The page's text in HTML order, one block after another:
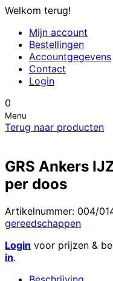
Welkom terug!
Mijn account
Bestellingen
Accountgegevens
Contact
Login
0
Menu
Terug naar producten
GRS Ankers
per doos
Artikelnummer: 004/
gereedschappen
Login voor prijzen &
in.